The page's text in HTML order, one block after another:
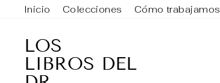
contenido
Inicio Colecciones Cómo trabajamos
LOS
LIBROS DEL